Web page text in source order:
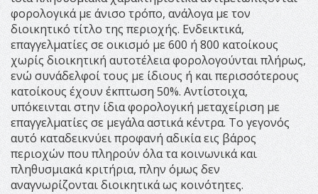
φορολογικά με άνισο τρόπο, ανάλογα με τον
διοικητικό τίτλο της περιοχής. Ενδεικτικά,
επαγγελματίες σε οικισμό με 600 ή 800 κατοίκους
χωρίς διοικητική αυτοτέλεια φορολογούνται πλήρως,
ενώ συνάδελφοί τους με ίδιους ή και περισσότερους
κατοίκους έχουν έκπτωση 50%. Αντίστοιχα,
υπόκεινται στην ίδια φορολογική μεταχείριση με
επαγγελματίες σε μεγάλα αστικά κέντρα. Το γεγονός
αυτό καταδεικνύει προφανή αδικία εις βάρος
περιοχών που πληρούν όλα τα κοινωνικά και
πληθυσμιακά κριτήρια, πλην όμως δεν
αναγνωρίζονται διοικητικά ως κοινότητες.